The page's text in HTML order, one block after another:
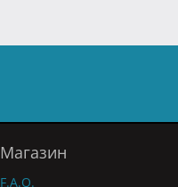
Магазин
F.A.Q.